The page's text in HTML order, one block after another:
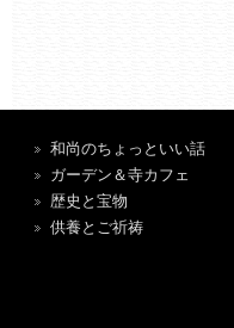
和尚のちょっといい話
ガーデン＆寺カフェ
歴史と宝物
供養とご祈祷